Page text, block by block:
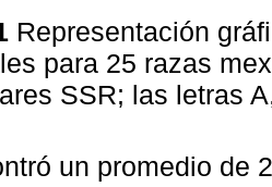
Representación
para 25 razas
SSR; las letras
un promedio de